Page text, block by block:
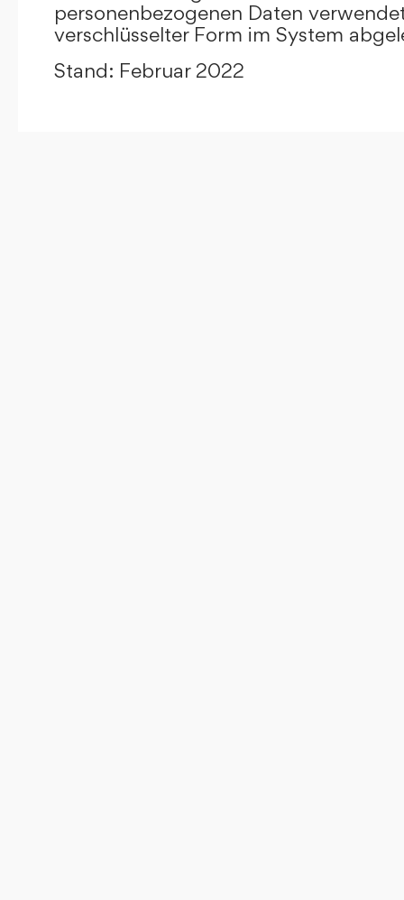
personenbezogenen Daten
verschlüsselter Form im System
Stand: Februar 2022